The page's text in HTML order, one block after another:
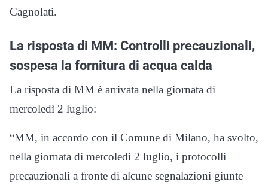
Cagnolati.
La risposta di MM: Controlli precauzionali,
sospesa la fornitura di acqua calda
La risposta di MM è arrivata nella giornata di
mercoledì 2 luglio:
“MM, in accordo con il Comune di Milano, ha svolto,
nella giornata di mercoledì 2 luglio, i protocolli
precauzionali a fronte di alcune segnalazioni giunte